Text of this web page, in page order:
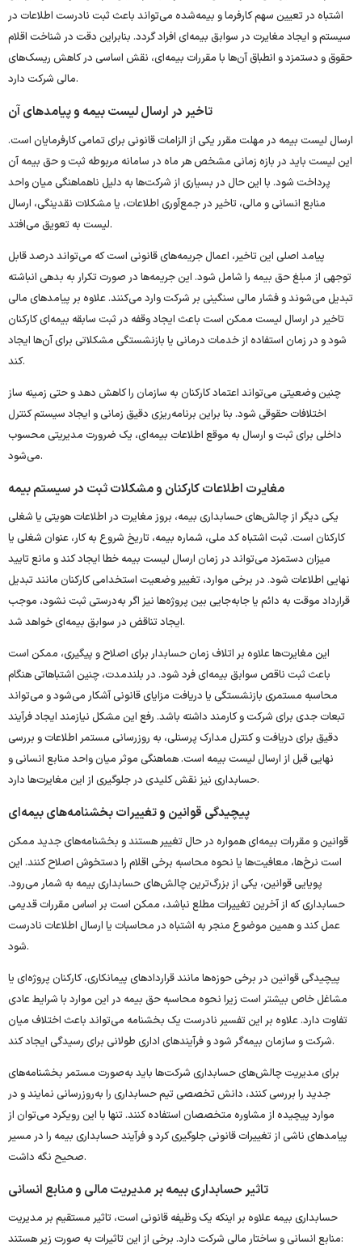
اشتباه در تعیین سهم کارفرما و بیمه‌شده می‌تواند باعث ثبت نادرست اطلاعات در
سیستم و ایجاد مغایرت در سوابق بیمه‌ای افراد گردد. بنابراین دقت در شناخت اقلام
حقوق و دستمزد و انطباق آن‌ها با مقررات بیمه‌ای، نقش اساسی در کاهش ریسک‌های
مالی شرکت دارد.
تاخیر در ارسال لیست بیمه و پیامدهای آن
ارسال لیست بیمه در مهلت مقرر یکی از الزامات قانونی برای تمامی کارفرمایان است.
این لیست باید در بازه زمانی مشخص هر ماه در سامانه مربوطه ثبت و حق بیمه آن
پرداخت شود. با این حال در بسیاری از شرکت‌ها به دلیل ناهماهنگی میان واحد
منابع انسانی و مالی، تاخیر در جمع‌آوری اطلاعات، یا مشکلات نقدینگی، ارسال
لیست به تعویق می‌افتد.
پیامد اصلی این تاخیر، اعمال جریمه‌های قانونی است که می‌تواند درصد قابل
توجهی از مبلغ حق بیمه را شامل شود. این جریمه‌ها در صورت تکرار به بدهی انباشته
تبدیل می‌شوند و فشار مالی سنگینی بر شرکت وارد می‌کنند. علاوه بر پیامدهای مالی
تاخیر در ارسال لیست ممکن است باعث ایجاد وقفه در ثبت سابقه بیمه‌ای کارکنان
شود و در زمان استفاده از خدمات درمانی یا بازنشستگی مشکلاتی برای آن‌ها ایجاد
کند.
چنین وضعیتی می‌تواند اعتماد کارکنان به سازمان را کاهش دهد و حتی زمینه ‌ساز
اختلافات حقوقی شود. بنا براین برنامه‌ریزی دقیق زمانی و ایجاد سیستم کنترل
داخلی برای ثبت و ارسال به ‌موقع اطلاعات بیمه‌ای، یک ضرورت مدیریتی محسوب
می‌شود.
مغایرت اطلاعات کارکنان و مشکلات ثبت در سیستم بیمه
یکی دیگر از چالش‌های حسابداری بیمه، بروز مغایرت در اطلاعات هویتی یا شغلی
کارکنان است. ثبت اشتباه کد ملی، شماره بیمه، تاریخ شروع به کار، عنوان شغلی یا
میزان دستمزد می‌تواند در زمان ارسال لیست بیمه خطا ایجاد کند و مانع تایید
نهایی اطلاعات شود. در برخی موارد، تغییر وضعیت استخدامی کارکنان مانند تبدیل
قرارداد موقت به دائم یا جابه‌جایی بین پروژه‌ها نیز اگر به‌درستی ثبت نشود، موجب
ایجاد تناقض در سوابق بیمه‌ای خواهد شد.
این مغایرت‌ها علاوه بر اتلاف زمان حسابدار برای اصلاح و پیگیری، ممکن است
باعث ثبت ناقص سوابق بیمه‌ای فرد شود. در بلندمدت، چنین اشتباهاتی هنگام
محاسبه مستمری بازنشستگی یا دریافت مزایای قانونی آشکار می‌شود و می‌تواند
تبعات جدی برای شرکت و کارمند داشته باشد. رفع این مشکل نیازمند ایجاد فرآیند
دقیق برای دریافت و کنترل مدارک پرسنلی، به ‌روزرسانی مستمر اطلاعات و بررسی
نهایی قبل از ارسال لیست بیمه است. هماهنگی موثر میان واحد منابع انسانی و
حسابداری نیز نقش کلیدی در جلوگیری از این مغایرت‌ها دارد.
پیچیدگی قوانین و تغییرات بخشنامه‌های بیمه‌ای
قوانین و مقررات بیمه‌ای همواره در حال تغییر هستند و بخشنامه‌های جدید ممکن
است نرخ‌ها، معافیت‌ها یا نحوه محاسبه برخی اقلام را دستخوش اصلاح کنند. این
پویایی قوانین، یکی از بزرگ‌ترین چالش‌های حسابداری بیمه به شمار می‌رود.
حسابداری که از آخرین تغییرات مطلع نباشد، ممکن است بر اساس مقررات قدیمی
عمل کند و همین موضوع منجر به اشتباه در محاسبات یا ارسال اطلاعات نادرست
شود.
پیچیدگی قوانین در برخی حوزه‌ها مانند قراردادهای پیمانکاری، کارکنان پروژه‌ای یا
مشاغل خاص بیشتر است زیرا نحوه محاسبه حق بیمه در این موارد با شرایط عادی
تفاوت دارد. علاوه بر این تفسیر نادرست یک بخشنامه می‌تواند باعث اختلاف میان
شرکت و سازمان بیمه‌گر شود و فرآیندهای اداری طولانی برای رسیدگی ایجاد کند.
برای مدیریت چالش‌های حسابداری شرکت‌ها باید به‌صورت مستمر بخشنامه‌های
جدید را بررسی کنند، دانش تخصصی تیم حسابداری را به‌روزرسانی نمایند و در
موارد پیچیده از مشاوره متخصصان استفاده کنند. تنها با این رویکرد می‌توان از
پیامدهای ناشی از تغییرات قانونی جلوگیری کرد و فرآیند حسابداری بیمه را در مسیر
صحیح نگه داشت.
تاثیر حسابداری بیمه بر مدیریت مالی و منابع انسانی
حسابداری بیمه علاوه بر اینکه یک وظیفه قانونی است، تاثیر مستقیم بر مدیریت
منابع انسانی و ساختار مالی شرکت دارد. برخی از این تاثیرات به صورت زیر هستند: